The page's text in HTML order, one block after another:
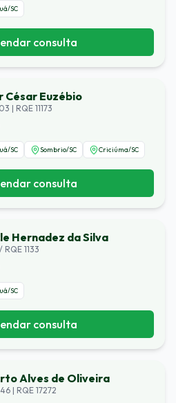
/SC
consulta
César Euzébio
| RQE 11173
/SC Sombrio/SC Criciúma/SC
consulta
Hernadez da Silva
RQE 1133
/SC
consulta
Alves de Oliveira
| RQE 17272